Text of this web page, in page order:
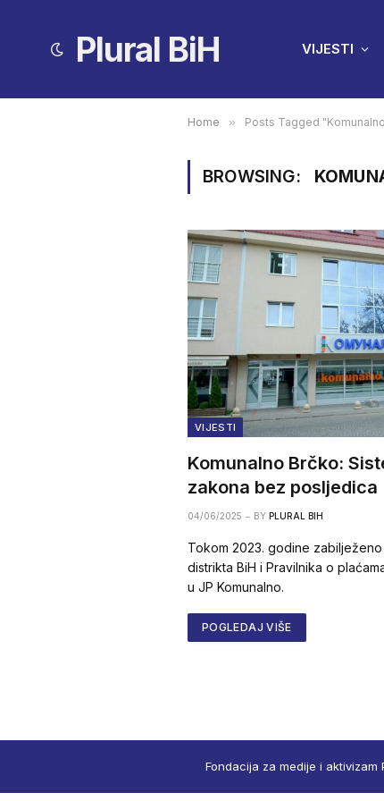
Plural BiH VIJESTI
Home » Posts Tagged
BROWSING:
VIJESTI
Komunalno Brčko:
zakona bez posljedica
04/06/2025 BY PLURAL BIH
Tokom 2023. godine
distrikta BiH i Pravilnika o
u JP Komunalno.
POGLEDAJ VIŠE
Fondacija za medije i aktivizam